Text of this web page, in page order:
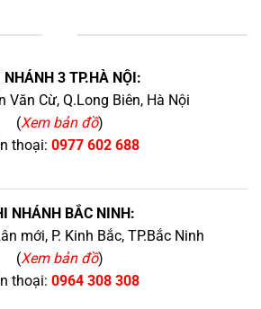
NHÁNH 3 TP.HÀ NỘI:
Văn Cừ, Q.Long Biên, Hà Nội
(Xem bản đồ)
thoại: 0977 602 688
NHÁNH BẮC NINH:
mới, P. Kinh Bắc, TP.Bắc Ninh
(Xem bản đồ)
thoại: 0964 308 308